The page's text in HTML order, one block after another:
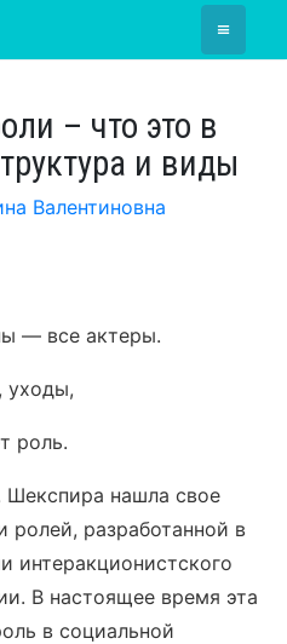
≡
– что это в
и виды
Валентиновна
— все актеры.
уходы,
роль.
Шекспира нашла свое
ролей, разработанной в
интеракционистского
В настоящее время эта
в социальной